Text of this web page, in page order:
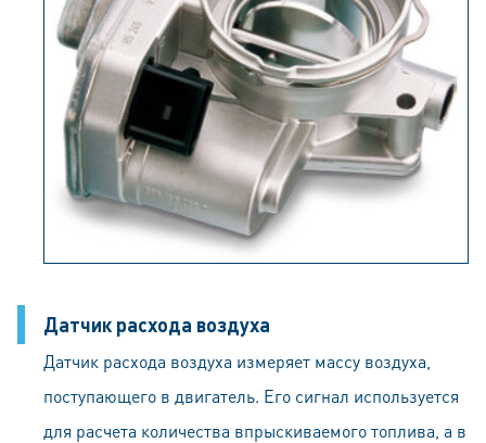
Датчик расхода воздуха
Датчик расхода воздуха измеряет массу воздуха,
поступающего в двигатель. Его сигнал используется
для расчета количества впрыскиваемого топлива, а в